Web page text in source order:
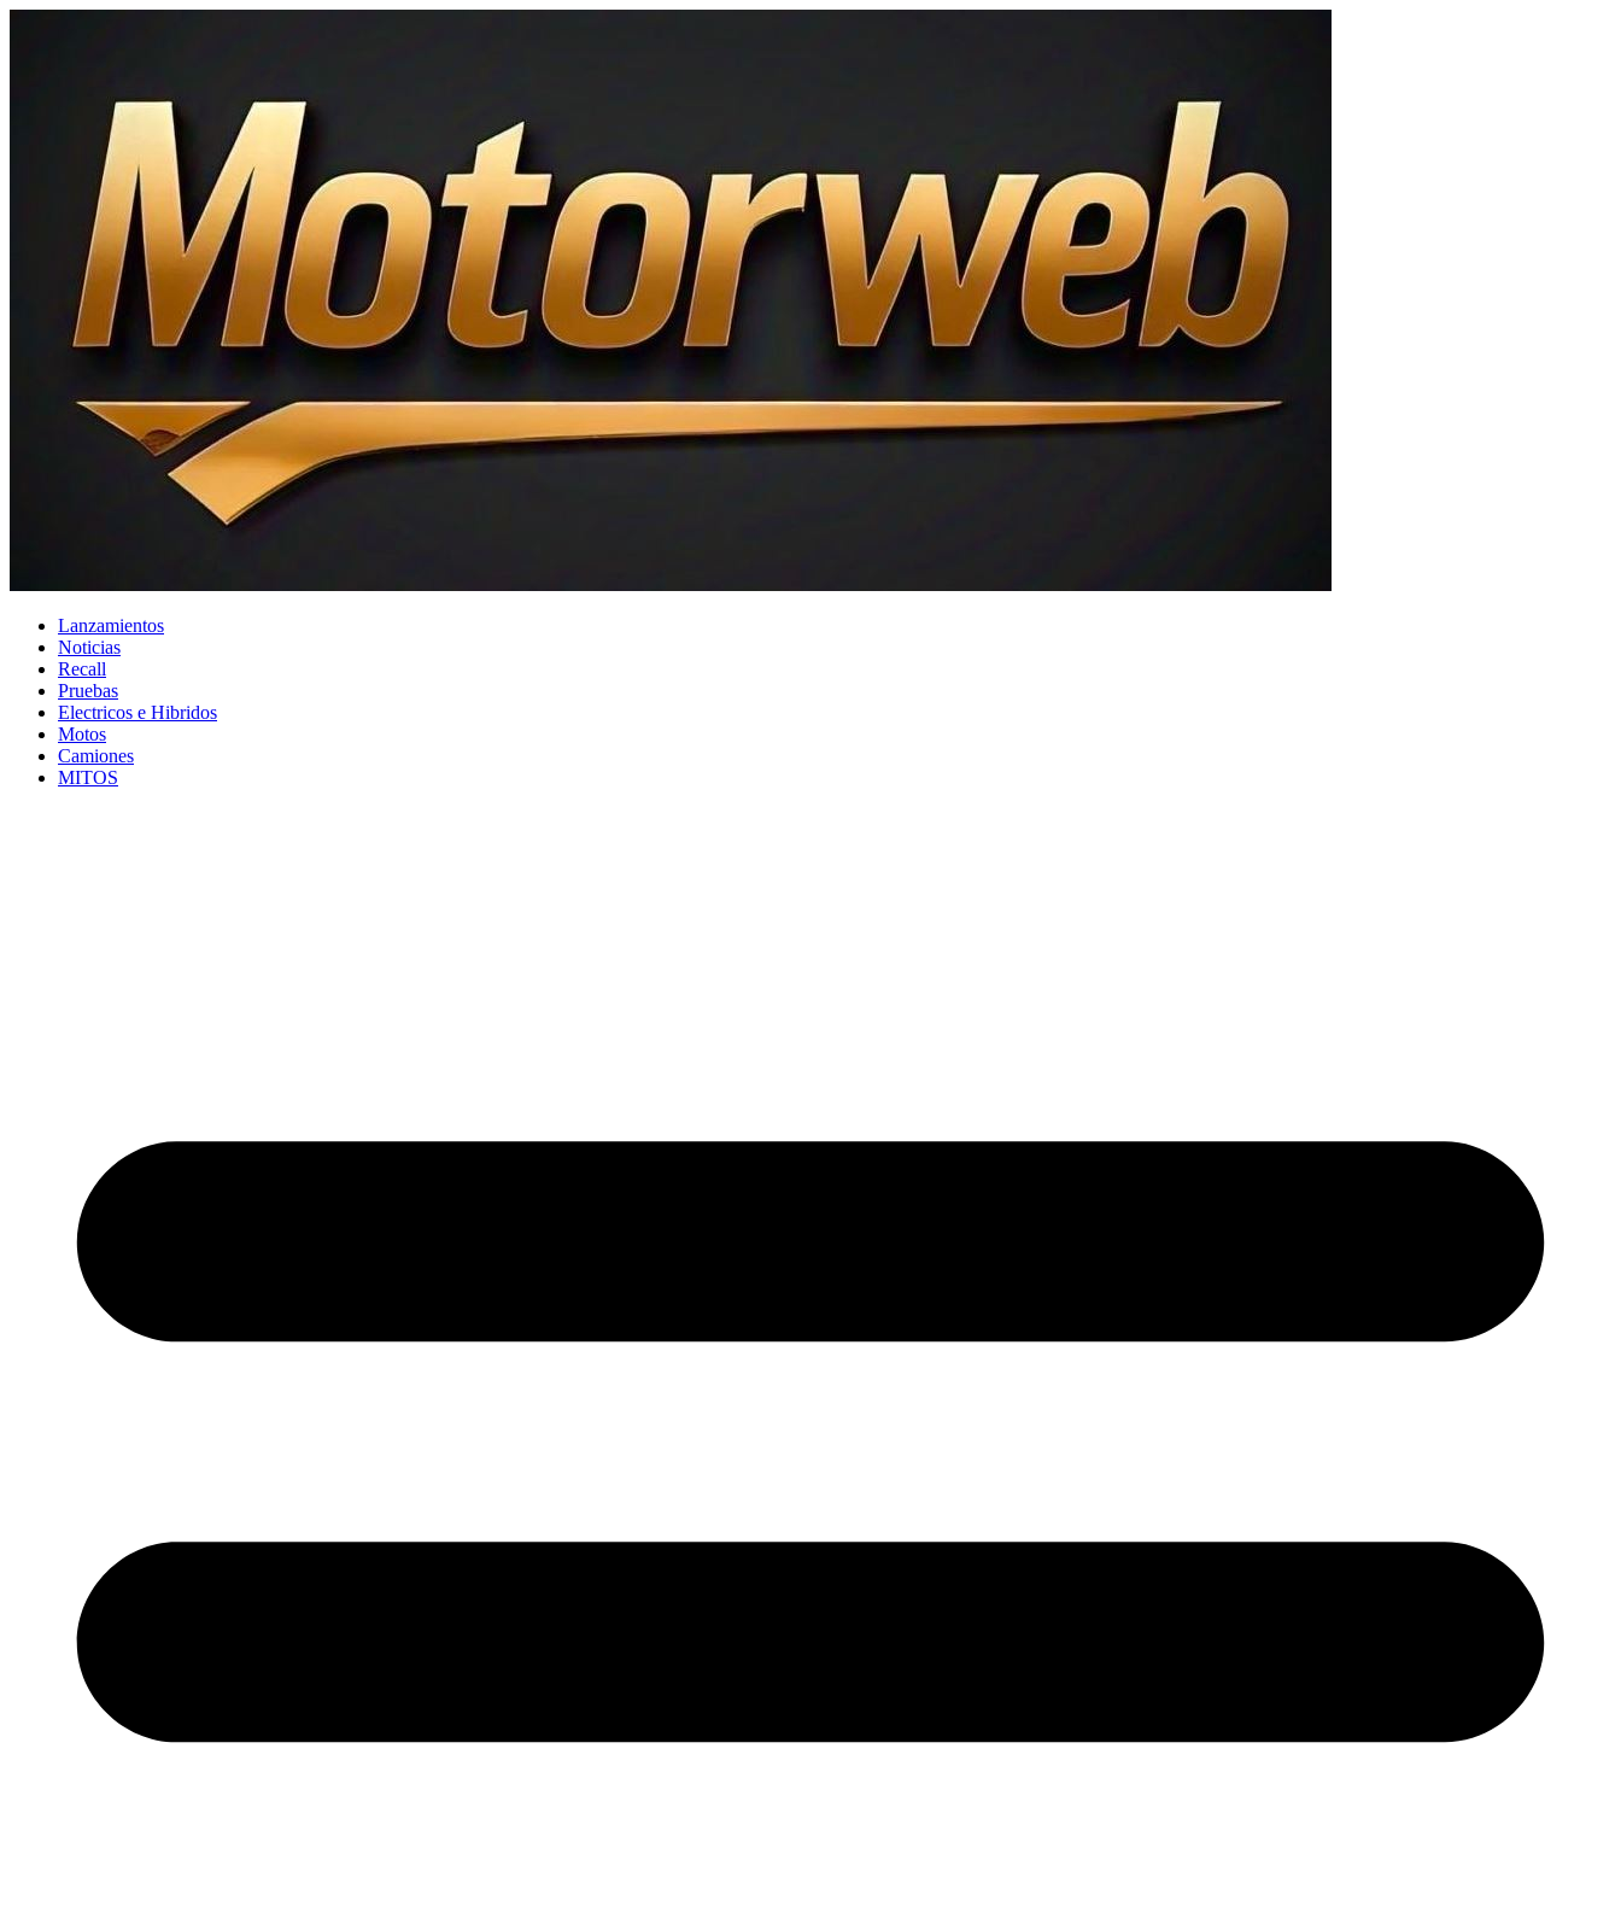
Lanzamientos
Noticias
Recall
Pruebas
Electricos e Hibridos
Motos
Camiones
MITOS